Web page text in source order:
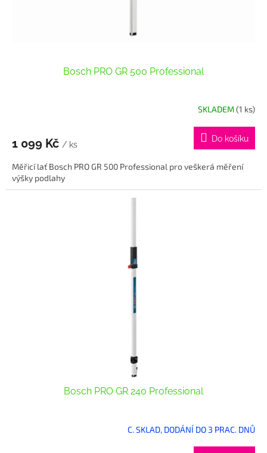
Bosch PRO GR 500 Professional
SKLADEM(1 ks)
1 099 Kč / ks
Do košíku
Měřicí lať Bosch PRO GR 500 Professional pro veškerá měření
výšky podlahy
Bosch PRO GR 240 Professional
C. SKLAD, DODÁNÍ DO 3 PRAC. DNŮ